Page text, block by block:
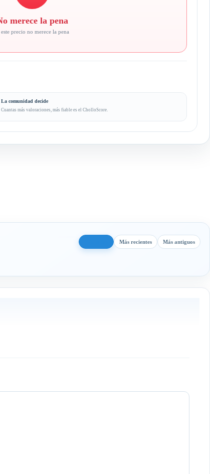
merece la pena
precio no merece la pena
La comunidad decide
Cuantas más valoraciones, más fiable es el CholloScore.
Más recientes Más antiguos